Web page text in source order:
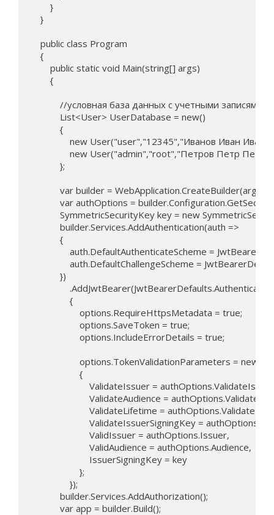
        }
    }
    public class Program
    {
        public static void Main(string[] args)
        {
//условная база данных с учетными записями
            List<User> UserDatabase = new()
            {
new User("user","12345","Иванов Иван
new User("admin","root","Петров Петр
            };
            var builder = WebApplication.CreateBuilder(args);
var authOptions =
SymmetricSecurityKey key = new
            builder.Services.AddAuthentication(auth =>
            {
auth.DefaultAuthenticateScheme =
auth.DefaultChallengeScheme =
            })
                {
                    options.RequireHttpsMetadata = true;
                    options.SaveToken = true;
                    options.IncludeErrorDetails = true;
options.TokenValidationParameters =
                    {
ValidateIssuer =
ValidateAudience =
ValidateLifetime =
ValidateIssuerSigningKey =
                        ValidIssuer = authOptions.Issuer,
                        ValidAudience = authOptions.Audience,
                        IssuerSigningKey = key
                    };
                });
            builder.Services.AddAuthorization();
            var app = builder.Build();